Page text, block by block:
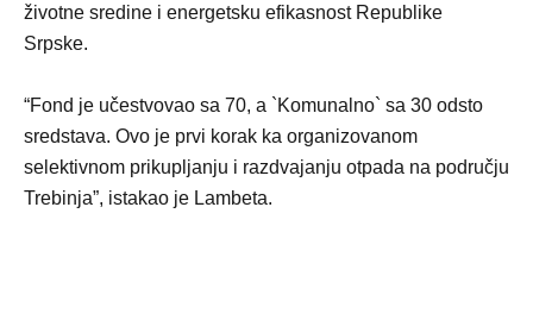
životne sredine i energetsku efikasnost Republike
Srpske.
“Fond je učestvovao sa 70, a `Komunalno` sa 30 odsto
sredstava. Ovo je prvi korak ka organizovanom
selektivnom prikupljanju i razdvajanju otpada na području
Trebinja”, istakao je Lambeta.